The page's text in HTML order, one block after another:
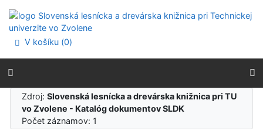
Prejsť na menu
Prehlásenie o webovej prístupnosti
V košíku (0)
Zdroj:Slovenská lesnícka a drevárska knižnica pri TU
vo Zvolene - Katalóg dokumentov SLDK
Počet záznamov: 1